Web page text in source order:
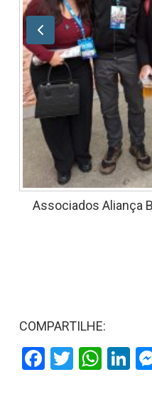
Associados Aliança
COMPARTILHE:
Facebook
Twitter